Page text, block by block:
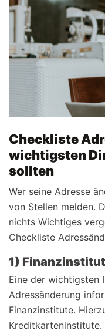
Checkliste
wichtigsten
sollten
Wer seine Adresse
von Stellen melden.
nichts Wichtiges
Checkliste
1)
Eine der wichtigsten
Adressänderung
Finanzinstitute.